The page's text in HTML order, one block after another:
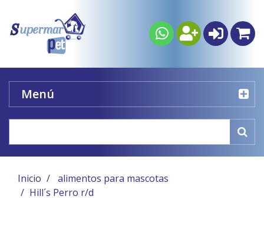
Menú
Inicio
alimentos para mascotas
Hill´s Perro r/d